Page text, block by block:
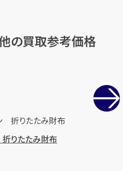
他の買取参考価格
りたたみ財布